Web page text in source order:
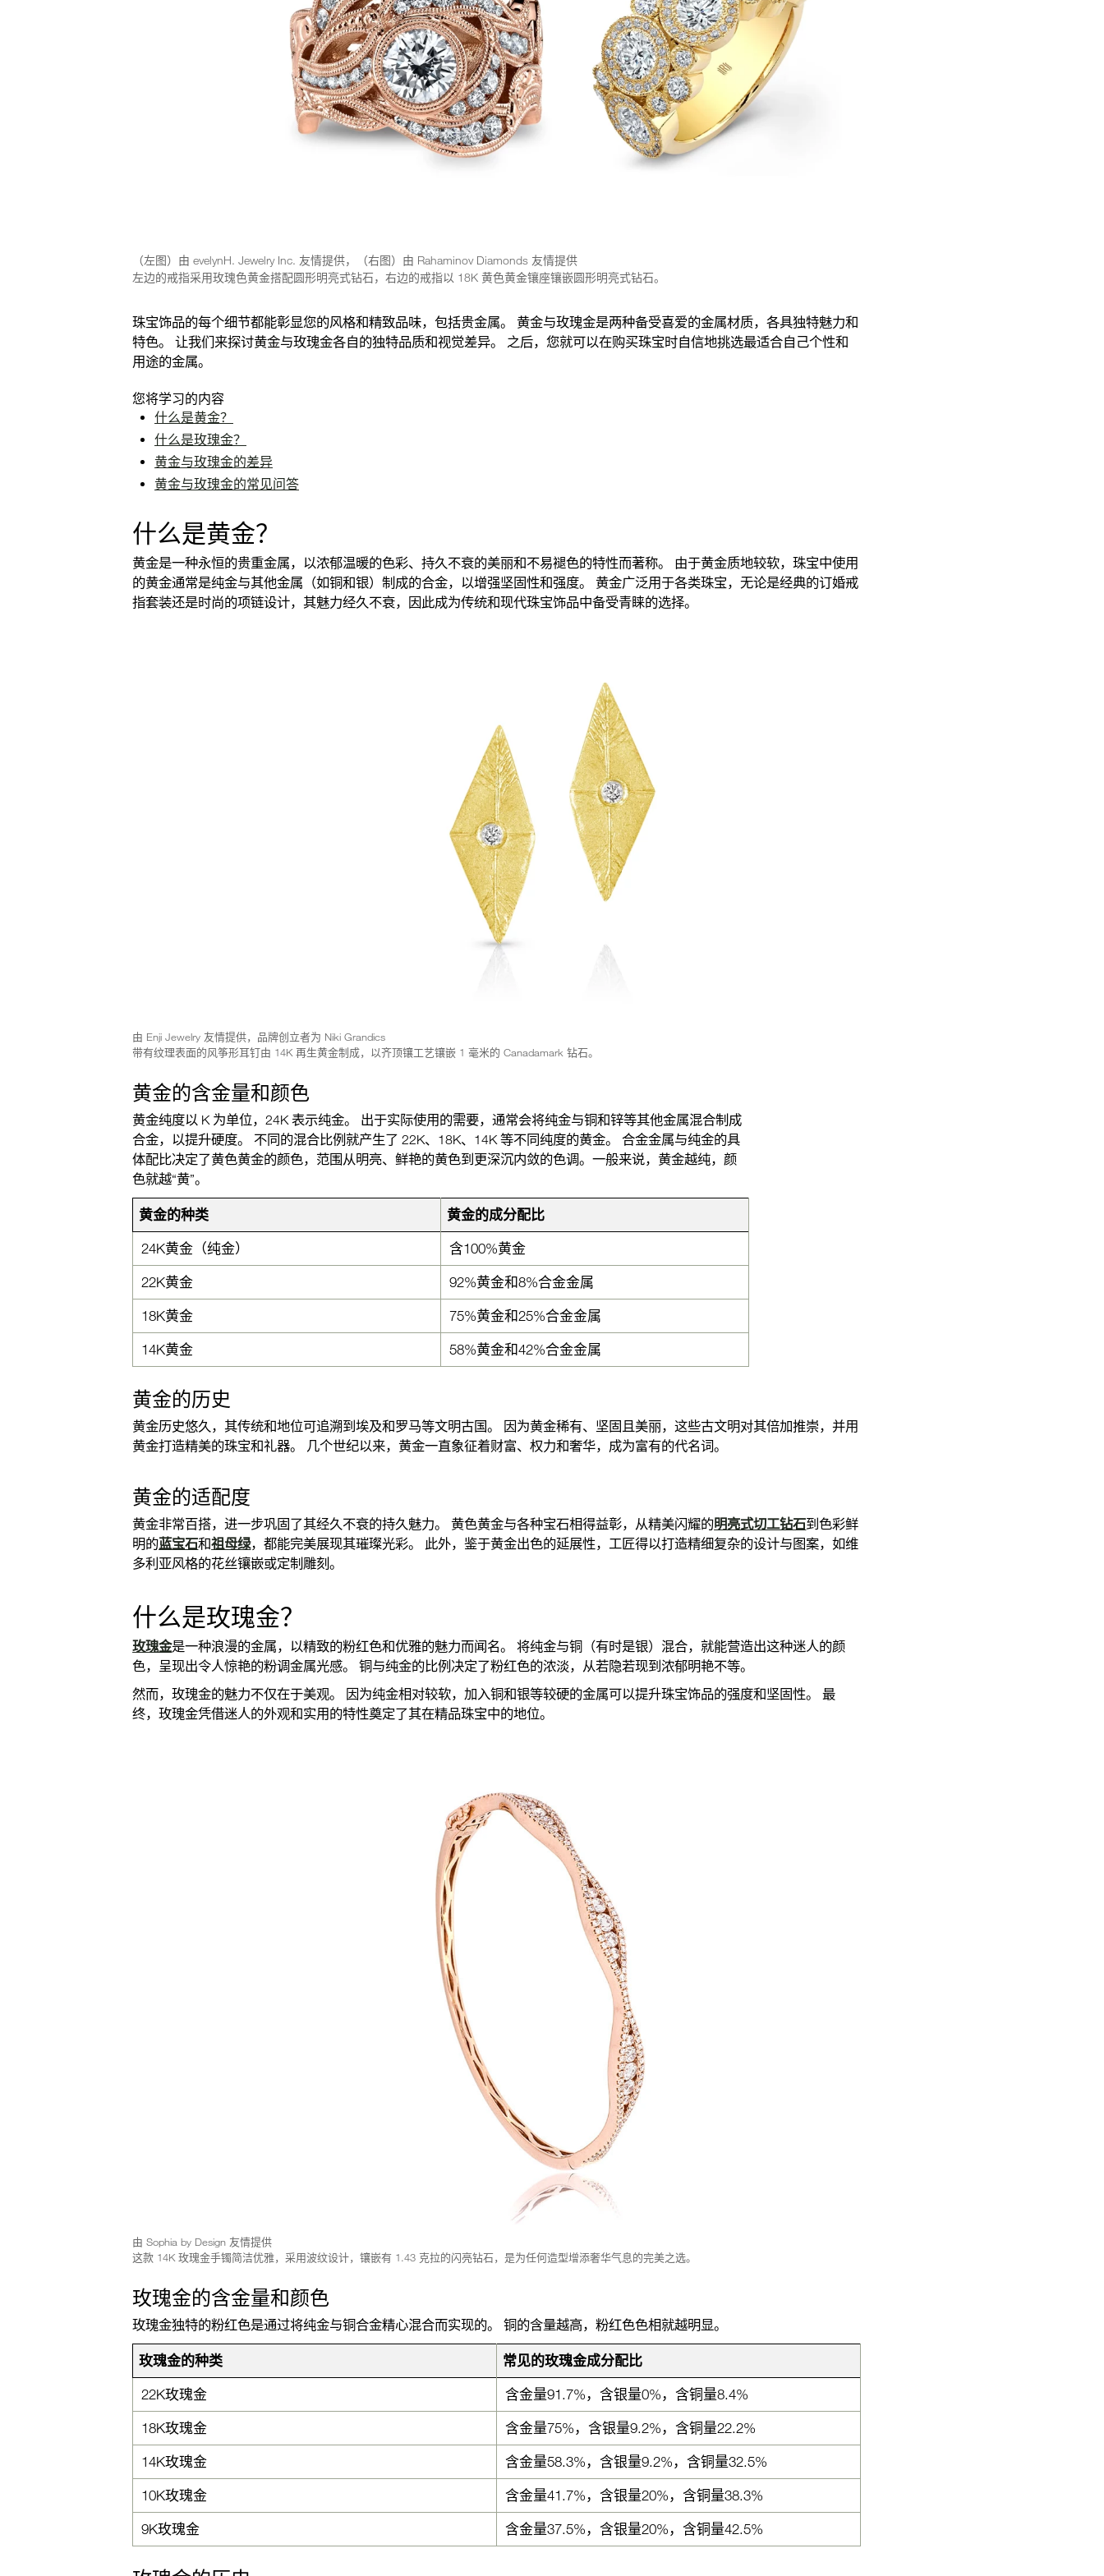
（左图）由 evelynH. Jewelry Inc. 友情提供，（右图）由 Rahaminov Diamonds 友情提供
左边的戒指采用玫瑰色黄金搭配圆形明亮式钻石，右边的戒指以 18K 黄色黄金镶座镶嵌圆形明亮式钻石。
珠宝饰品的每个细节都能彰显您的风格和精致品味，包括贵金属。 黄金与玫瑰金是两种备受喜爱的金属材质，各具独特魅力和
特色。 让我们来探讨黄金与玫瑰金各自的独特品质和视觉差异。 之后，您就可以在购买珠宝时自信地挑选最适合自己个性和
用途的金属。
您将学习的内容
什么是黄金？
什么是玫瑰金​？
黄金与玫瑰金​的差异
黄金与玫瑰金​的常见问答
什么是黄金？
黄金是一种永恒的贵重金属，以浓郁温暖的色彩、持久不衰的美丽和不易褪色的特性而著称。 由于黄金质地较软，珠宝中使用
的黄金通常是纯金与其他金属（如铜和银）制成的合金，以增强坚固性和强度。 黄金广泛用于各类珠宝，无论是经典的订婚戒
指套装还是时尚的项链设计，其魅力经久不衰，因此成为传统和现代珠宝饰品中备受青睐的选择。
由 Enji Jewelry 友情提供，品牌创立者为 Niki Grandics
带有纹理表面的风筝形耳钉由 14K 再生黄金制成，以齐顶镶工艺镶嵌 1 毫米的 Canadamark 钻石。
黄金的含金量和颜色
黄金纯度以 K 为单位，24K 表示纯金。 出于实际使用的需要，通常会将纯金与铜和锌等其他金属混合制成
合金，以提升硬度。 不同的混合比例就产生了 22K、18K、14K 等不同纯度的黄金。 合金金属与纯金的具
体配比决定了黄色黄金的颜色，范围从明亮、鲜艳的黄色到更深沉内敛的色调。一般来说，黄金越纯，颜
色就越“黄”。
黄金的种类
黄金的成分配比
24K黄金（纯金）
含100%黄金
22K黄金
92%黄金和8%合金金属
18K黄金
75%黄金和25%合金金属
14K黄金
58%黄金和42%合金金属
黄金的历史
黄金历史悠久，其传统和地位可追溯到埃及和罗马等文明古国。 因为黄金稀有、坚固且美丽，这些古文明对其倍加推崇，并用
黄金打造精美的珠宝和礼器。 几个世纪以来，黄金一直象征着财富、权力和奢华，成为富有的代名词。
黄金的适配度
黄金非常百搭，进一步巩固了其经久不衰的持久魅力。 黄色黄金与各种宝石相得益彰，从精美闪耀的明亮式切工钻石到色彩鲜
明的蓝宝石和祖母绿，都能完美展现其璀璨光彩。 此外，鉴于黄金出色的延展性，工匠得以打造精细复杂的设计与图案，如维
多利亚风格的花丝镶嵌或定制雕刻。
什么是玫瑰金​？
玫瑰金是一种浪漫的金属，以精致的粉红色和优雅的魅力而闻名。 将纯金与铜（有时是银）混合，就能营造出这种迷人的颜
色，呈现出令人惊艳的粉调金属光感。 铜与纯金的比例决定了粉红色的浓淡，从若隐若现到浓郁明艳不等。
然而，玫瑰金的魅力不仅在于美观。 因为纯金相对较软，加入铜和银等较硬的金属可以提升珠宝饰品的强度和坚固性。 最
终，玫瑰金凭借迷人的外观和实用的特性奠定了其在精品珠宝中的地位。
由 Sophia by Design 友情提供
这款 14K 玫瑰金​手镯简洁优雅，采用波纹设计，镶嵌有 1.43 克拉的闪亮钻石，是为任何造型增添奢华气息的完美之选。
玫瑰金的含金量和颜色
玫瑰金独特的粉红色是通过将纯金与铜合金精心混合而实现的。 铜的含量越高，粉红色色相就越明显。
玫瑰金的种类
常见的玫瑰金成分配比
22K玫瑰金
含金量91.7%，含银量0%，含铜量8.4%
18K玫瑰金
含金量75%，含银量9.2%，含铜量22.2%
14K玫瑰金
含金量58.3%，含银量9.2%，含铜量32.5%
10K玫瑰金
含金量41.7%，含银量20%，含铜量38.3%
9K玫瑰金
含金量37.5%，含银量20%，含铜量42.5%